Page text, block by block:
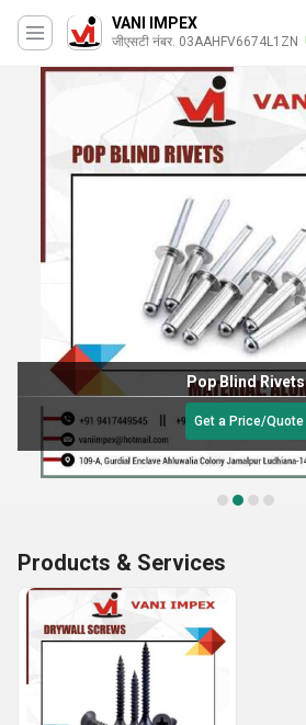
VANI IMPEX
जीएसटी नंबर. 03AAHFV6674L1ZN
Pop Blind Rivets
Get a Price/Quote
Products & Services